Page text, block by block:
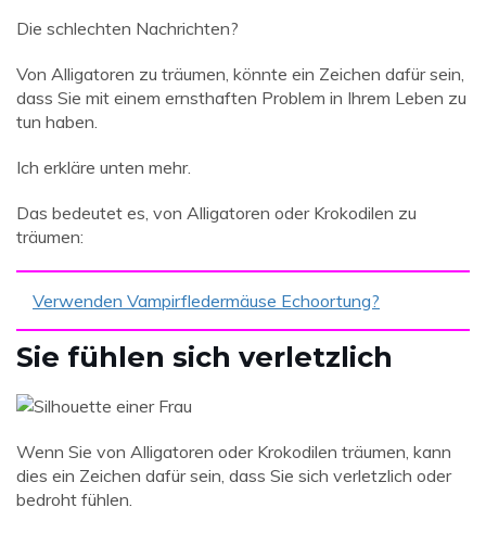
Die schlechten Nachrichten?
Von Alligatoren zu träumen, könnte ein Zeichen dafür sein,
dass Sie mit einem ernsthaften Problem in Ihrem Leben zu
tun haben.
Ich erkläre unten mehr.
Das bedeutet es, von Alligatoren oder Krokodilen zu
träumen:
Verwenden Vampirfledermäuse Echoortung?
Sie fühlen sich verletzlich
Wenn Sie von Alligatoren oder Krokodilen träumen, kann
dies ein Zeichen dafür sein, dass Sie sich verletzlich oder
bedroht fühlen.